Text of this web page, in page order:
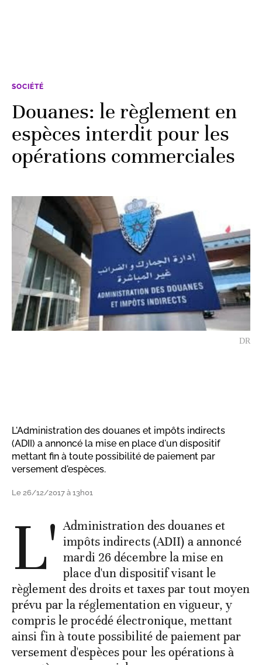
SOCIÉTÉ
Douanes: le règlement en
espèces interdit pour les
opérations commerciales
DR
L'Administration des douanes et impôts indirects
(ADII) a annoncé la mise en place d'un dispositif
mettant fin à toute possibilité de paiement par
versement d'espèces.
Le 26/12/2017 à 13h01
L' Administration des douanes et
impôts indirects (ADII) a annoncé
mardi 26 décembre la mise en
place d'un dispositif visant le
règlement des droits et taxes par tout moyen
prévu par la réglementation en vigueur, y
compris le procédé électronique, mettant
ainsi fin à toute possibilité de paiement par
versement d'espèces pour les opérations à